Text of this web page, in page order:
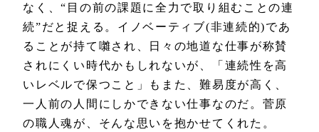
なく、“目の前の課題に全力で取り組むことの連
続”だと捉える。イノベーティブ(非連続的)であ
ることが持て囃され、日々の地道な仕事が称賛
されにくい時代かもしれないが、「連続性を高
いレベルで保つこと」もまた、難易度が高く、
一人前の人間にしかできない仕事なのだ。菅原
の職人魂が、そんな思いを抱かせてくれた。